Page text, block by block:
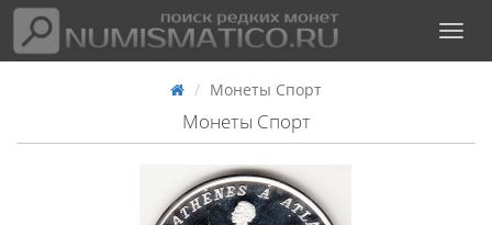
Монеты Спорт
Монеты Спорт